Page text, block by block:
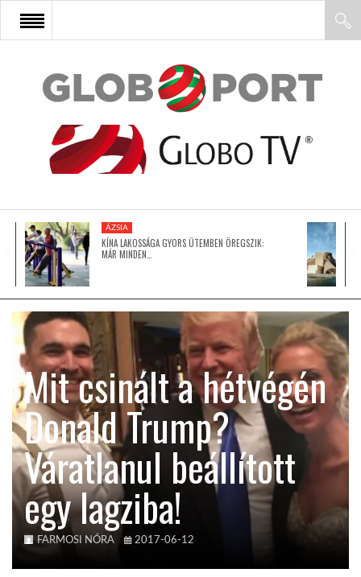
FŐOLDAL
AFRIKA
ÁZSIA
LATIN-AMERIKA
KÖZEL-KELET
AUSZTRÁLIA
A VILÁG ITTHON
ÁZSIA
KÍNA LAKOSSÁGA GYORS ÜTEMBEN ÖREGSZIK:
MÁR MINDEN…
Mit csinált a hétvégén
Donald Trump?
Váratlanul beállított
egy lagziba!
FARMOSI NÓRA 2017-06-12